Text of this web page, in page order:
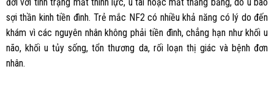
sợi thần kinh tiền đình. Trẻ mắc NF2 có nhiều khả năng có lý do đến
khám vì các nguyên nhân không phải tiền đình, chẳng hạn như khối u
não, khối u tủy sống, tổn thương da, rối loạn thị giác và bệnh đơn
nhân.